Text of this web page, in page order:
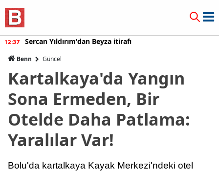
12:37 Sercan Yıldırım'dan Beyza itirafı
Benn Güncel
Kartalkaya'da Yangın
Sona Ermeden, Bir
Otelde Daha Patlama:
Yaralılar Var!
Bolu'da kartalkaya Kayak Merkezi'ndeki otel